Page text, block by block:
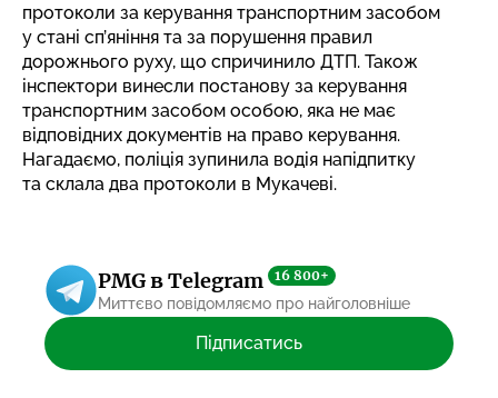
протоколи за керування транспортним засобом
у стані сп’яніння та за порушення правил
дорожнього руху, що спричинило ДТП. Також
інспектори винесли постанову за керування
транспортним засобом особою, яка не має
відповідних документів на право керування.
Нагадаємо, поліція зупинила водія напідпитку
та склала два протоколи в Мукачеві.
PMG в Telegram 16 800+
Миттєво повідомляємо про найголовніше
Підписатись